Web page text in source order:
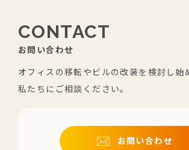
CONTACT
お問い合わせ
オフィスの移転やビルの改装を検討し始
私たちにご相談ください。
お問い合わせ